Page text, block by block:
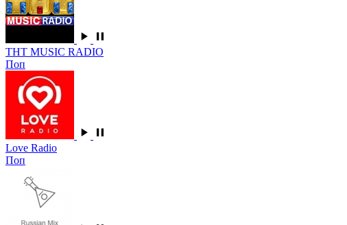
ТНТ MUSIC RADIO
Поп
Love Radio
Поп